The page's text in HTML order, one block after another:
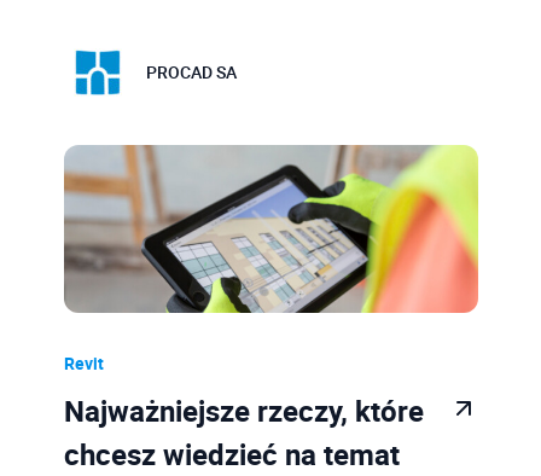
PROCAD SA
Revit
Najważniejsze rzeczy, które
chcesz wiedzieć na temat